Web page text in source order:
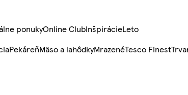
ponukyOnline ClubInšpirácieLeto
PekáreňMäso a lahôdkyMrazenéTesco Finest